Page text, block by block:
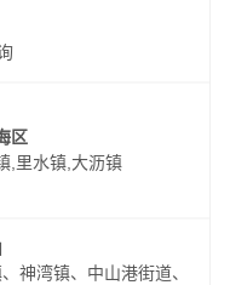
区
,里水镇,大沥镇
神湾镇、中山港街道、